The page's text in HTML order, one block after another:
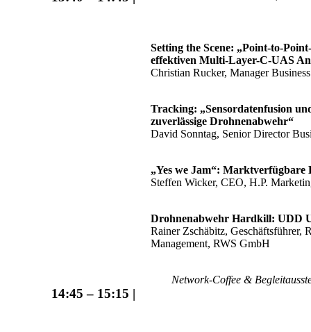
Setting the Scene: „Point-to-
effektiven Multi-Layer-C-UAS
Christian Rucker, Manager
Tracking: „Sensordatenfusion
zuverlässige Drohnenabwehr“
David Sonntag, Senior Director
„Yes we Jam“: Marktverfügbare
Steffen Wicker, CEO, H.P.
Drohnenabwehr Hardkill: UDD
Rainer Zschäbitz,
Management, RWS GmbH
14:45 – 15:15 |
Network-Coffee &